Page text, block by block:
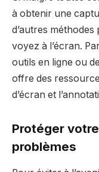
à obtenir une
d’autres
voyez à l’écran.
outils en ligne ou
offre des
d’écran et
Protéger
problèmes